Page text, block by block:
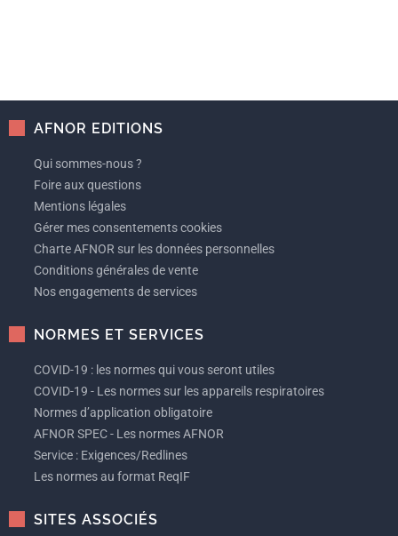
AFNOR EDITIONS
Qui sommes-nous ?
Foire aux questions
Mentions légales
Gérer mes consentements cookies
Charte AFNOR sur les données personnelles
Conditions générales de vente
Nos engagements de services
NORMES ET SERVICES
COVID-19 : les normes qui vous seront utiles
COVID-19 - Les normes sur les appareils respiratoires
Normes d’application obligatoire
AFNOR SPEC - Les normes AFNOR
Service : Exigences/Redlines
Les normes au format ReqIF
SITES ASSOCIÉS